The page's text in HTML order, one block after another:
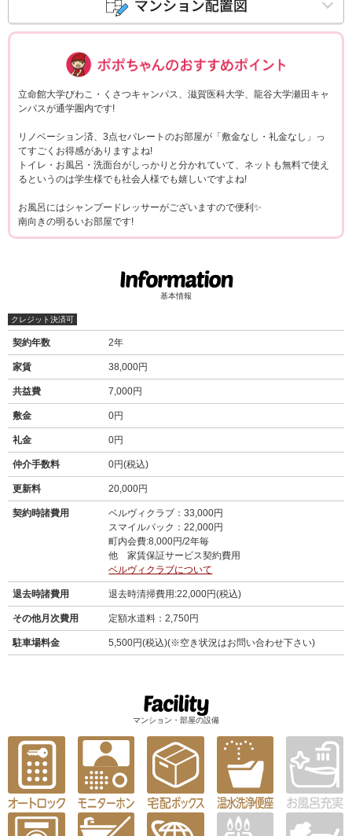
立命館大学びわこ・くさつキャンパス、滋賀医科大学、龍谷大学瀬田キャ
ンパスが通学圏内です!
リノベーション済、3点セパレートのお部屋が「敷金なし・礼金なし」っ
てすごくお得感がありますよね!
トイレ・お風呂・洗面台がしっかりと分かれていて、ネットも無料で使え
るというのは学生様でも社会人様でも嬉しいですよね!
お風呂にはシャンプードレッサーがございますので便利✨
南向きの明るいお部屋です!
基本情報
クレジット決済可
契約年数 2年
家賃 38,000円
共益費 7,000円
敷金 0円
礼金 0円
仲介手数料 0円(税込)
更新料 20,000円
契約時諸費用
ベルヴィクラブ：33,000円
スマイルパック：22,000円
町内会費:8,000円/2年毎
他 家賃保証サービス契約費用
ベルヴィクラブについて
退去時諸費用 退去時清掃費用:22,000円(税込)
その他月次費用 定額水道料：2,750円
駐車場料金 5,500円(税込)(※空き状況はお問い合わせ下さい)
マンション・部屋の設備